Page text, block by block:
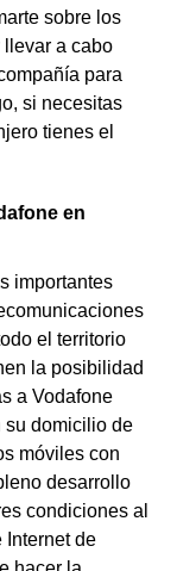
sobre los
llevar a cabo
para
si necesitas
tienes el
en
importantes
el territorio
la posibilidad
a Vodafone
su domicilio de
móviles con
desarrollo
condiciones al
Internet de